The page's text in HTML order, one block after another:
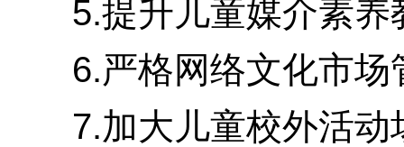
5.提升儿童媒介素养教
6.严格网络文化市场管
7.加大儿童校外活动场